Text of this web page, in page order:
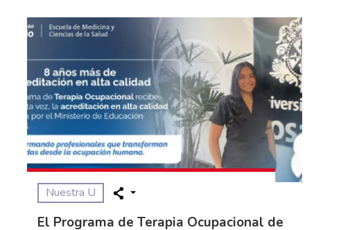
Nuestra U
El Programa de Terapia Ocupacional de